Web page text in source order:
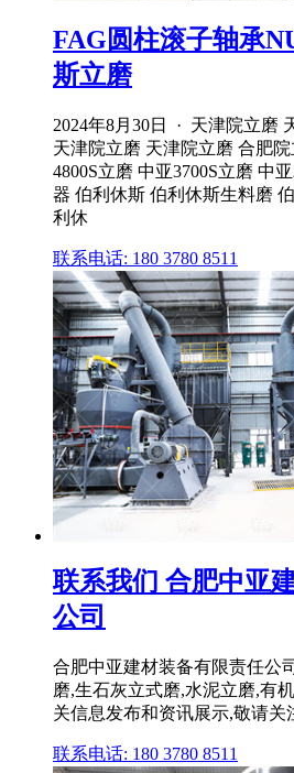
FAG圆柱滚子轴承
斯立磨
2024年8月30日 · 天津院立磨
天津院立磨 天津院立磨 合肥
4800S立磨 中亚3700S立磨 中
器 伯利休斯 伯利休斯生料磨
利休
联系电话: 180 3780 8511
联系我们 合肥中亚
公司
合肥中亚建材装备有限责任公
磨,生石灰立式磨,水泥立磨,有
关信息发布和资讯展示,敬请关
联系电话: 180 3780 8511